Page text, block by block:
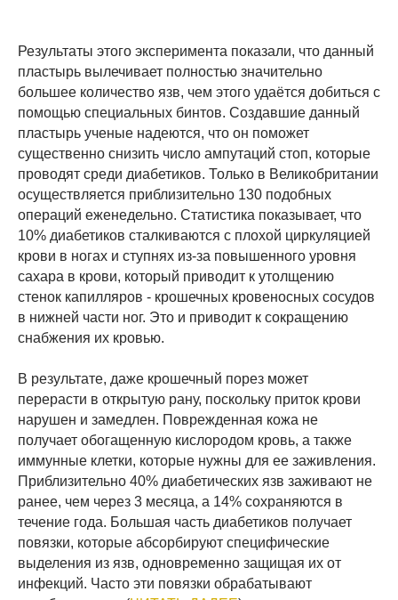
Результаты этого эксперимента показали, что данный
пластырь вылечивает полностью значительно
большее количество язв, чем этого удаётся добиться с
помощью специальных бинтов. Создавшие данный
пластырь ученые надеются, что он поможет
существенно снизить число ампутаций стоп, которые
проводят среди диабетиков. Только в Великобритании
осуществляется приблизительно 130 подобных
операций еженедельно. Статистика показывает, что
10% диабетиков сталкиваются с плохой циркуляцией
крови в ногах и ступнях из-за повышенного уровня
сахара в крови, который приводит к утолщению
стенок капилляров - крошечных кровеносных сосудов
в нижней части ног. Это и приводит к сокращению
снабжения их кровью.
В результате, даже крошечный порез может
перерасти в открытую рану, поскольку приток крови
нарушен и замедлен. Поврежденная кожа не
получает обогащенную кислородом кровь, а также
иммунные клетки, которые нужны для ее заживления.
Приблизительно 40% диабетических язв заживают не
ранее, чем через 3 месяца, а 14% сохраняются в
течение года. Большая часть диабетиков получает
повязки, которые абсорбируют специфические
выделения из язв, одновременно защищая их от
инфекций. Часто эти повязки обрабатывают